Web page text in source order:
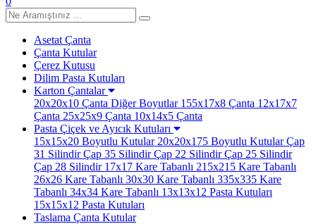
Asetat Çanta
Çanta Kutular
Çerez Kutusu
Dilim Pasta Kutuları
Karton Çantalar
20x20x10 Çanta Diğer Boyutlar155x17x8 Çanta 12x17x7
Çanta 25x25x9 Çanta 10x14x5 Çanta
Pasta Çiçek ve Ayıcık Kutuları
15x15x20 Boyutlu Kutular20x20x175 Boyutlu KutularÇap
31 SilindirÇap 35 SilindirÇap 22 SilindirÇap 25 Silindir
Çap 28 Silindir17x17 Kare Tabanlı 215x215 Kare Tabanlı
26x26 Kare Tabanlı 30x30 Kare Tabanlı 335x335 Kare
Tabanlı 34x34 Kare Tabanlı 13x13x12 Pasta Kutuları
15x15x12 Pasta Kutuları
Taslama Çanta Kutular